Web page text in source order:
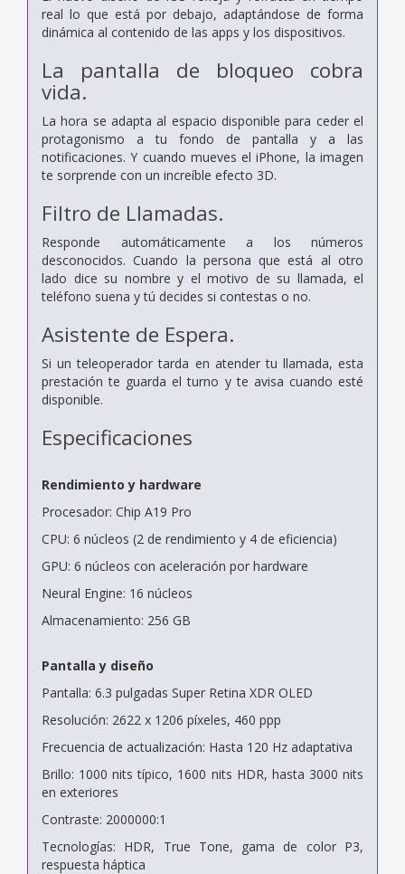
real lo que está por debajo, adaptándose de forma
dinámica al contenido de las apps y los dispositivos.
La pantalla de bloqueo cobra
vida.
La hora se adapta al espacio disponible para ceder el
protagonismo a tu fondo de pantalla y a las
notificaciones. Y cuando mueves el iPhone, la imagen
te sorprende con un increíble efecto 3D.
Filtro de Llamadas.
Responde automáticamente a los números
desconocidos. Cuando la persona que está al otro
lado dice su nombre y el motivo de su llamada, el
teléfono suena y tú decides si contestas o no.
Asistente de Espera.
Si un teleoperador tarda en atender tu llamada, esta
prestación te guarda el turno y te avisa cuando esté
disponible.
Especificaciones
Rendimiento y hardware
Procesador: Chip A19 Pro
CPU: 6 núcleos (2 de rendimiento y 4 de eficiencia)
GPU: 6 núcleos con aceleración por hardware
Neural Engine: 16 núcleos
Almacenamiento: 256 GB
Pantalla y diseño
Pantalla: 6.3 pulgadas Super Retina XDR OLED
Resolución: 2622 x 1206 píxeles, 460 ppp
Frecuencia de actualización: Hasta 120 Hz adaptativa
Brillo: 1000 nits típico, 1600 nits HDR, hasta 3000 nits
en exteriores
Contraste: 2000000:1
Tecnologías: HDR, True Tone, gama de color P3,
respuesta háptica